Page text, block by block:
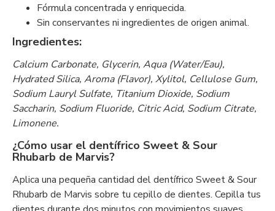
Fórmula concentrada y enriquecida.
Sin conservantes ni ingredientes de origen animal.
Ingredientes:
Calcium Carbonate, Glycerin, Aqua (Water/Eau),
Hydrated Silica, Aroma (Flavor), Xylitol, Cellulose Gum,
Sodium Lauryl Sulfate, Titanium Dioxide, Sodium
Saccharin, Sodium Fluoride, Citric Acid, Sodium Citrate,
Limonene.
¿Cómo usar el dentífrico Sweet & Sour
Rhubarb de Marvis?
Aplica una pequeña cantidad del dentífrico Sweet & Sour
Rhubarb de Marvis sobre tu cepillo de dientes. Cepilla tus